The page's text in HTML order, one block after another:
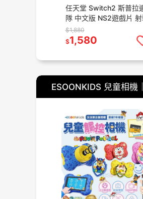
任天堂 Switch2 斯普拉
隊 中文版 NS2遊戲片
Splatoon 漆彈大作戰
$1,880
$1,580
ESOONKIDS 兒童相機